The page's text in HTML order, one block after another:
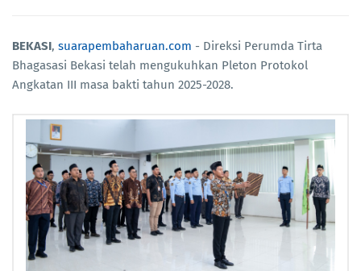
BEKASI, suarapembaharuan.com - Direksi Perumda Tirta
Bhagasasi Bekasi telah mengukuhkan Pleton Protokol
Angkatan III masa bakti tahun 2025-2028.